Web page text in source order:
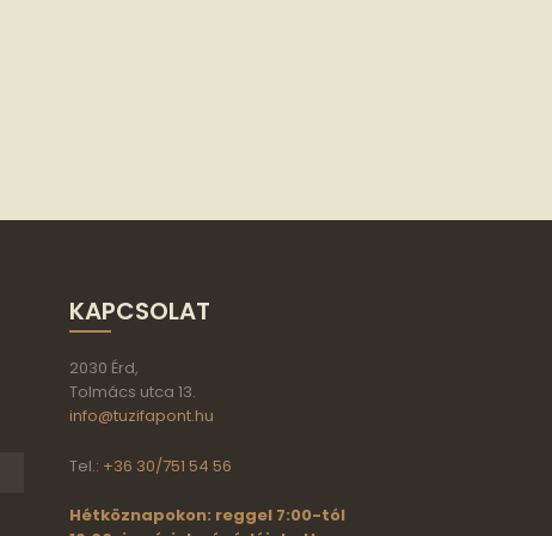
KAPCSOLAT
2030 Érd,
Tolmács utca 13.
info@tuzifapont.hu
Tel.: +36 30/751 54 56
Hétköznapokon: reggel 7:00-tól